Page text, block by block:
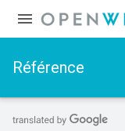
Référence